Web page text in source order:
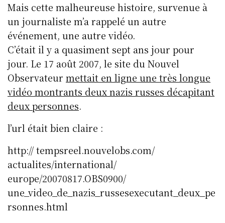
Mais cette malheureuse histoire, survenue à
un journaliste m’a rappelé un autre
événement, une autre vidéo.
C’était il y a quasiment sept ans jour pour
jour. Le 17 août 2007, le site du Nouvel
Observateurmettait en ligne une très longue
vidéo montrants deux nazis russes décapitant
deux personnes.
l’url était bien claire :
http:// tempsreel.nouvelobs.com/
actualites/international/
europe/20070817.OBS0900/
une_video_de_nazis_russesexecutant_deux_pe
rsonnes.html